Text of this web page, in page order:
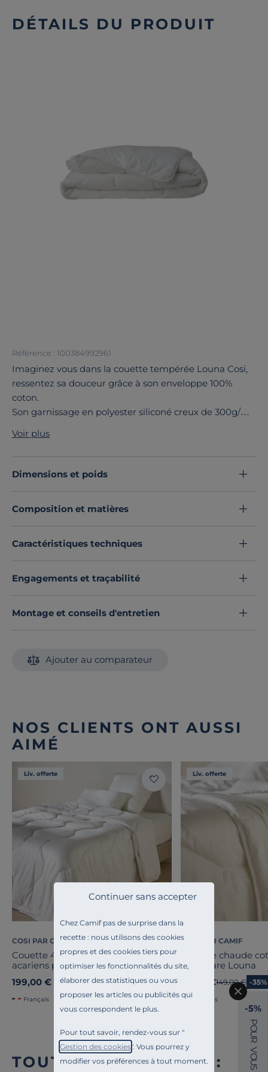
Chez Camif pas de surprise dans la
recette : nous utilisons des cookies
propres et des cookies tiers pour
optimiser les fonctionnalités du site,
élaborer des statistiques ou vous
proposer les articles ou publicités qui
vous correspondent le plus.
Pour tout savoir, rendez-vous sur "
Gestion des cookies". Vous pourrez y
modifier vos préférences à tout moment.
Continuer sans accepter
DÉTAILS DU PRODUIT
Référence : 100384992961
Imaginez vous dans la couette tempérée Louna Cosi,
ressentez sa douceur grâce à son enveloppe 100%
coton.
Son garnissage en polyester siliconé creux de 300g/m²
Son piquage trapèze n’est pas que pour faire de cette
couette une beauté, cela sert aussi a offrir un gonflant
afin de rendre votre couette encore plus accueillante !
base de géraniol qui crée une barrière contre les
acariens.
Découvrez toute notre sélection :
Voir plus
Dimensions et poids
Composition et matières
Caractéristiques techniques
Engagements et traçabilité
Montage et conseils d'entretien
Ajouter au comparateur
NOS CLIENTS ONT AUSSI
AIMÉ
Liv. offerte
COSI PAR CAMIF
Couette 4 saisons coton anti-
acariens phytocare Louna
199,00 €
Français
Liv. offerte
COSI PAR CAMIF
Couette chaude
phytocare Louna
96,85 €Ancien prix
149,00 € -35%
Français
TOUTE NOTRE OFFRE :
-5%
P
O
U
R
V
O
U
S